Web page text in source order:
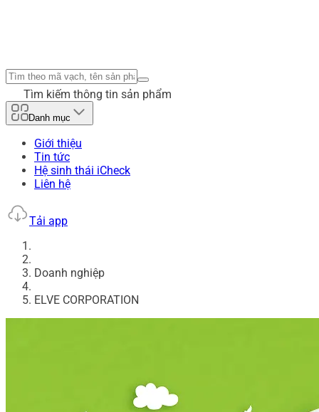
Tìm kiếm thông tin sản phẩm
Danh mục
Giới thiệu
Tin tức
Hệ sinh thái iCheck
Liên hệ
Tải app
Doanh nghiệp
ELVE CORPORATION